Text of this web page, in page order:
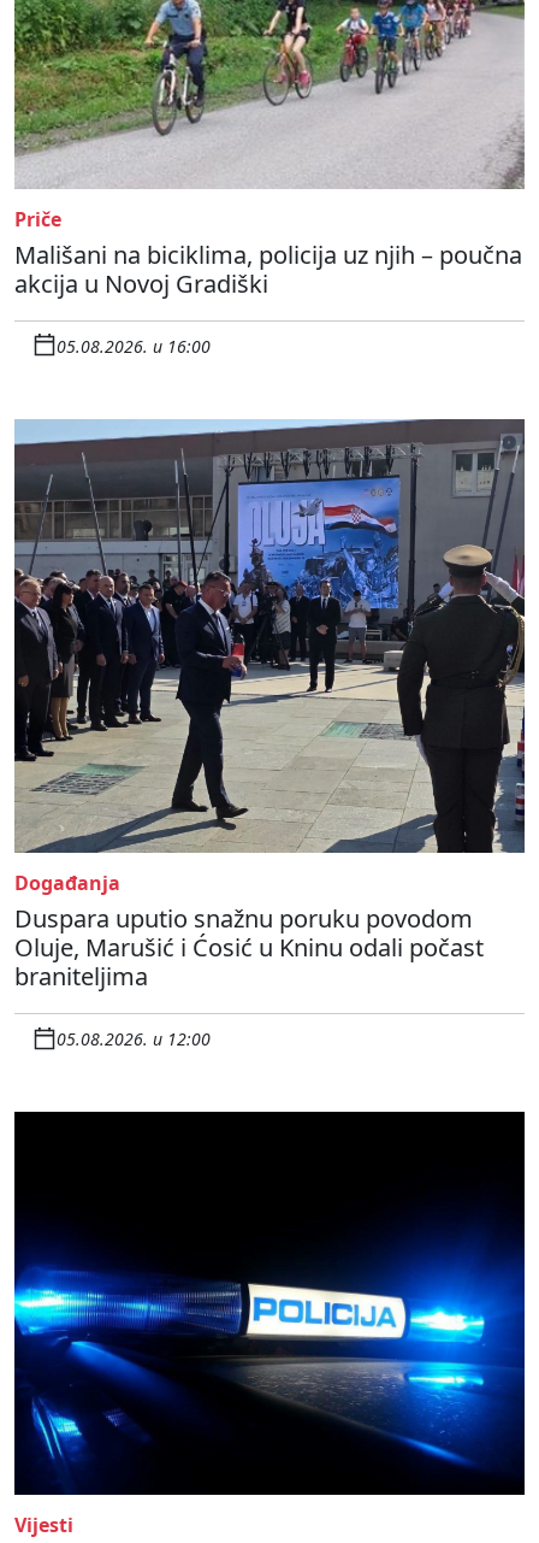
Priče
Mališani na biciklima, policija uz njih – poučna
akcija u Novoj Gradiški
05.08.2026. u 16:00
Događanja
Duspara uputio snažnu poruku povodom
Oluje, Marušić i Ćosić u Kninu odali počast
braniteljima
05.08.2026. u 12:00
Vijesti